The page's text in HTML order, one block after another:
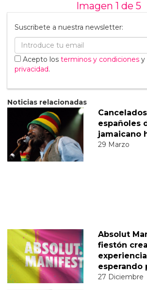
Imagen 1 de 5
Suscribete a nuestra newsletter:
Acepto los terminos y condiciones y
privacidad.
Noticias relacionadas
españoles
jamaicano
29 Marzo
Absolut
fiestón
esperando
27 Diciembre